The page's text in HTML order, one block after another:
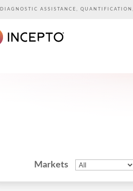
DIAGNOSTIC ASSISTANCE,
Markets